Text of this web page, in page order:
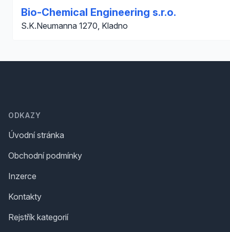
Bio-Chemical Engineering s.r.o.
S.K.Neumanna 1270, Kladno
ODKAZY
Úvodní stránka
Obchodní podmínky
Inzerce
Kontakty
Rejstřík kategorií